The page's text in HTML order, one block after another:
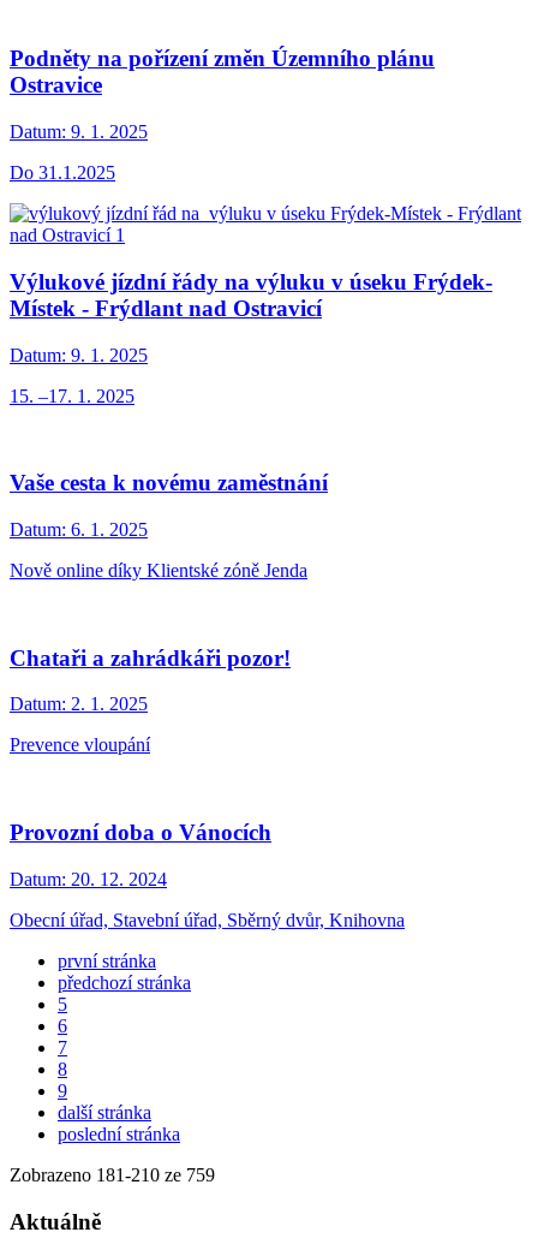
Podněty na pořízení změn Územního plánu
Ostravice
Datum: 9. 1. 2025
Do 31.1.2025
Výlukové jízdní řády na výluku v úseku Frýdek-
Místek - Frýdlant nad Ostravicí
Datum: 9. 1. 2025
15. –17. 1. 2025
Vaše cesta k novému zaměstnání
Datum: 6. 1. 2025
Nově online díky Klientské zóně Jenda
Chataři a zahrádkáři pozor!
Datum: 2. 1. 2025
Prevence vloupání
Provozní doba o Vánocích
Datum: 20. 12. 2024
Obecní úřad, Stavební úřad, Sběrný dvůr, Knihovna
první stránka
předchozí stránka
5
6
7
8
9
další stránka
poslední stránka
Zobrazeno 181-210 ze 759
Aktuálně